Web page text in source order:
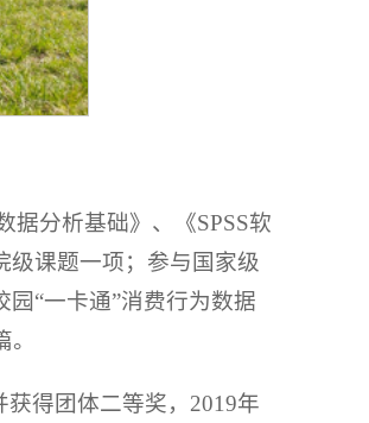
据分析基础》、《SPSS软
级课题一项；参与国家级
“一卡通”消费行为数据
得团体二等奖，2019年